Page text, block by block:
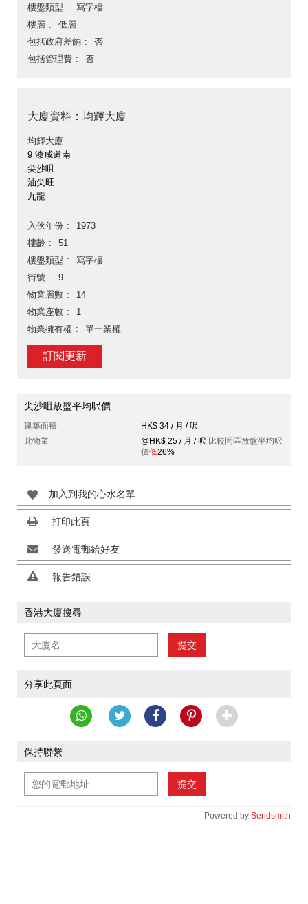
樓盤類型
寫字樓
樓層
低層
包括政府差餉
否
包括管理費
否
大廈資料：均輝大廈
均輝大廈
9 漆咸道南
尖沙咀
油尖旺
九龍
入伙年份
1973
樓齡
51
樓盤類型
寫字樓
街號
9
物業層數
14
物業座數
1
物業擁有權
單一業權
訂閱更新
尖沙咀放盤平均呎價
建築面積
HK$ 34 / 月 / 呎
此物業
@HK$ 25 / 月 / 呎 比較同區放盤平均呎
價低26%
加入到我的心水名單
打印此頁
發送電郵給好友
報告錯誤
香港大廈搜尋
提交
分享此頁面
保持聯繫
提交
Powered by Sendsmith